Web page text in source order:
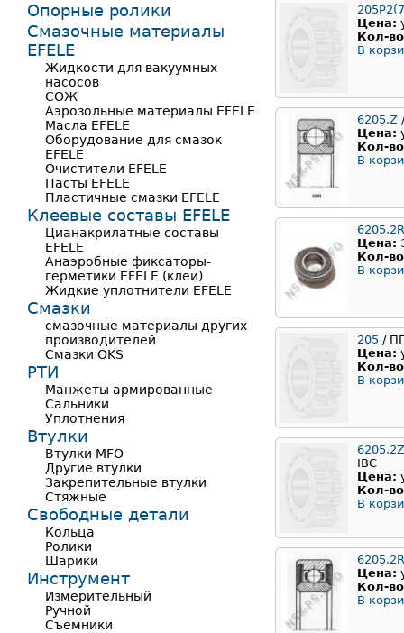
Цена:
Кол-
В
6205.Z
Цена:
Кол-
В
Цена:
Кол-
В
205 /
Цена:
Кол-
В
IBC
Цена:
Кол-
В
Цена:
Кол-
В
Опорные ролики
Смазочные материалы
EFELE
Жидкости для вакуумных
насосов
СОЖ
Аэрозольные материалы EFELE
Масла EFELE
Оборудование для смазок
EFELE
Очистители EFELE
Пасты EFELE
Пластичные смазки EFELE
Клеевые составы EFELE
Цианакрилатные составы
EFELE
Анаэробные фиксаторы-
герметики EFELE (клеи)
Жидкие уплотнители EFELE
Смазки
смазочные материалы других
производителей
Смазки OKS
РТИ
Манжеты армированные
Сальники
Уплотнения
Втулки
Втулки MFO
Другие втулки
Закрепительные втулки
Стяжные
Свободные детали
Кольца
Ролики
Шарики
Инструмент
Измерительный
Ручной
Съемники